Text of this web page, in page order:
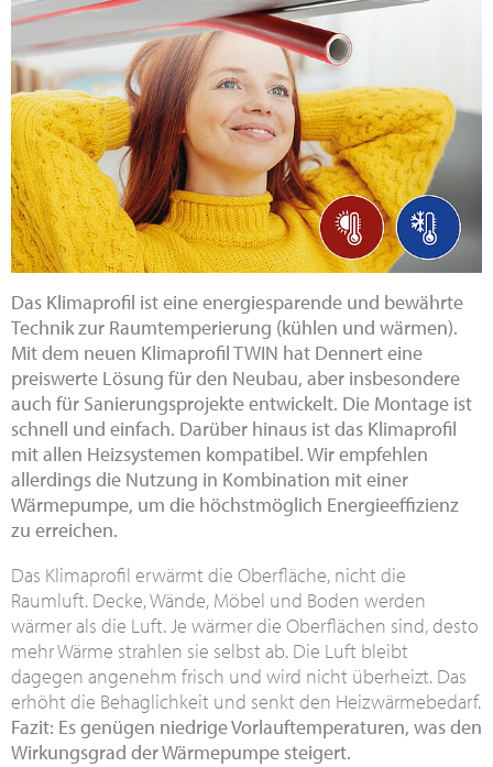
Das Klimaprofil ist eine energiesparende und bewährte
Technik zur Raumtemperierung (kühlen und wärmen).
Mit dem neuen Klimaprofil TWIN hat Dennert eine
preiswerte Lösung für den Neubau, aber insbesondere
auch für Sanierungsprojekte entwickelt. Die Montage ist
schnell und einfach. Darüber hinaus ist das Klimaprofil
mit allen Heizsystemen kompatibel. Wir empfehlen
allerdings die Nutzung in Kombination mit einer
Wärmepumpe, um die höchstmöglich Energieeffizienz
zu erreichen.
Das Klimaprofil erwärmt die Oberfläche, nicht die
Raumluft. Decke, Wände, Möbel und Boden werden
wärmer als die Luft. Je wärmer die Oberflächen sind, desto
mehr Wärme strahlen sie selbst ab. Die Luft bleibt
dagegen angenehm frisch und wird nicht überheizt. Das
erhöht die Behaglichkeit und senkt den Heizwärmebedarf.
Fazit: Es genügen niedrige Vorlauftemperaturen, was den
Wirkungsgrad der Wärmepumpe steigert.